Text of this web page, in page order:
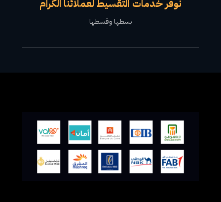
نوفر خدمات التقسيط لعملائنا الكرام
بسطها وقسطها